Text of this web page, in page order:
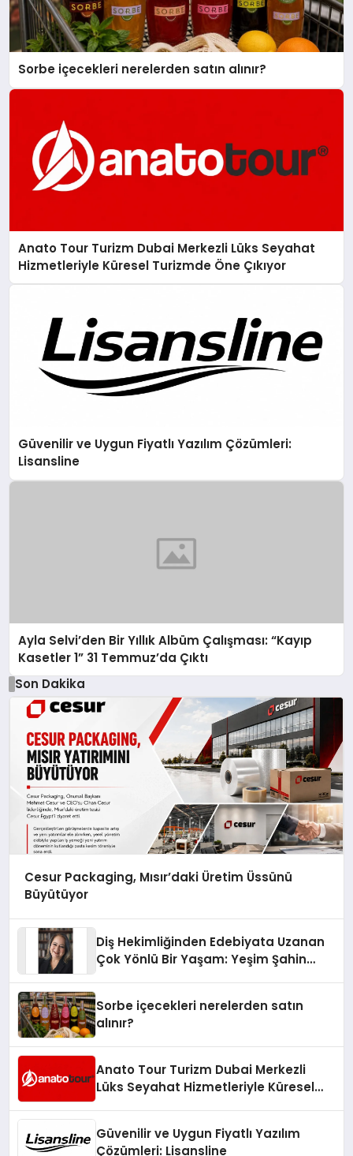
Sorbe içecekleri nerelerden satın alınır?
Anato Tour Turizm Dubai Merkezli Lüks Seyahat
Hizmetleriyle Küresel Turizmde Öne Çıkıyor
Güvenilir ve Uygun Fiyatlı Yazılım Çözümleri:
Lisansline
Ayla Selvi’den Bir Yıllık Albüm Çalışması: “Kayıp
Kasetler 1” 31 Temmuz’da Çıktı
Son Dakika
Cesur Packaging, Mısır’daki Üretim Üssünü
Büyütüyor
Diş Hekimliğinden Edebiyata Uzanan
Çok Yönlü Bir Yaşam: Yeşim Şahin
Sorbe içecekleri nerelerden satın
alınır?
Anato Tour Turizm Dubai Merkezli
Lüks Seyahat Hizmetleriyle Küresel
Güvenilir ve Uygun Fiyatlı Yazılım
Çözümleri: Lisansline